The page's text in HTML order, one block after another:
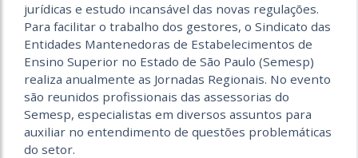
jurídicas e estudo incansável das novas regulações.
Para facilitar o trabalho dos gestores, o Sindicato das
Entidades Mantenedoras de Estabelecimentos de
Ensino Superior no Estado de São Paulo (Semesp)
realiza anual­mente as Jornadas Regionais. No evento
são reunidos profissionais das assessorias do
Semesp, especialistas em diversos assuntos para
auxiliar no entendimento de questões problemáticas
do setor.